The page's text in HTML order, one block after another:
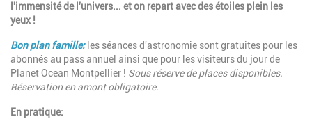
l'immensité de l'univers... et on repart avec des étoiles plein les
yeux !
Bon plan famille: es séances d'astronomie sont gratuites pour les
abonnés au pass annuel ainsi que pour les visiteurs du jour de
Planet Ocean Montpellier ! Sous réserve de places disponibles.
Réservation en amont obligatoire.
En pratique: